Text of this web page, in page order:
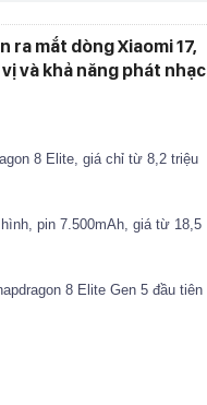
mắt dòng Xiaomi 17,
và khả năng phát nhạc
8 Elite, giá chỉ từ 8,2 triệu
pin 7.500mAh, giá từ 18,5
8 Elite Gen 5 đầu tiên